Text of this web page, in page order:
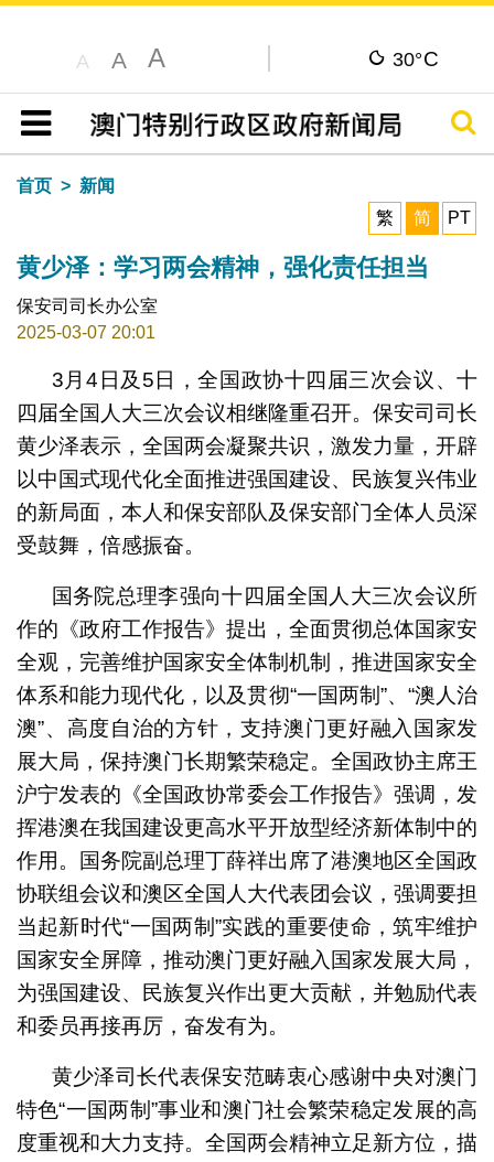
A A A 30°C
目录
搜寻
首页
新闻
繁
简 PT
黄少泽：学习两会精神，强化责任担当
保安司司长办公室
2025-03-07 20:01
3月4日及5日，全国政协十四届三次会议、十
四届全国人大三次会议相继隆重召开。保安司司长
黄少泽表示，全国两会凝聚共识，激发力量，开辟
以中国式现代化全面推进强国建设、民族复兴伟业
的新局面，本人和保安部队及保安部门全体人员深
受鼓舞，倍感振奋。
国务院总理李强向十四届全国人大三次会议所
作的《政府工作报告》提出，全面贯彻总体国家安
全观，完善维护国家安全体制机制，推进国家安全
体系和能力现代化，以及贯彻“一国两制”、“澳人治
澳”、高度自治的方针，支持澳门更好融入国家发
展大局，保持澳门长期繁荣稳定。全国政协主席王
沪宁发表的《全国政协常委会工作报告》强调，发
挥港澳在我国建设更高水平开放型经济新体制中的
作用。国务院副总理丁薛祥出席了港澳地区全国政
协联组会议和澳区全国人大代表团会议，强调要担
当起新时代“一国两制”实践的重要使命，筑牢维护
国家安全屏障，推动澳门更好融入国家发展大局，
为强国建设、民族复兴作出更大贡献，并勉励代表
和委员再接再厉，奋发有为。
黄少泽司长代表保安范畴衷心感谢中央对澳门
特色“一国两制”事业和澳门社会繁荣稳定发展的高
度重视和大力支持。全国两会精神立足新方位，描